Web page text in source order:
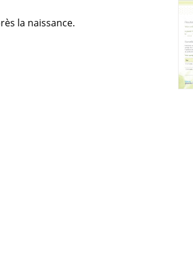
la naissance.